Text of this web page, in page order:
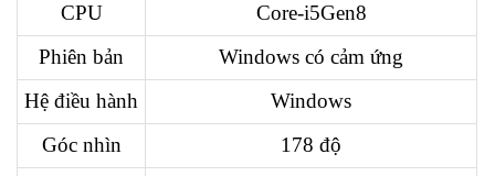
CPU
Core-i5Gen8
Phiên bản
Windows có cảm ứng
Hệ điều hành
Windows
Góc nhìn
178 độ